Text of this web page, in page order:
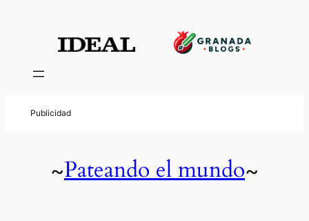
contenido
~Pateando el mundo~